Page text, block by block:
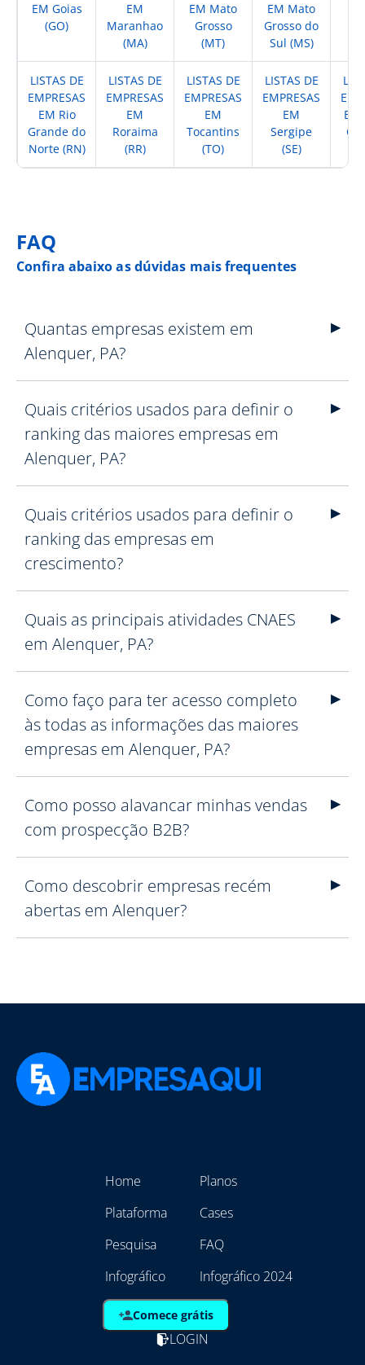
EM Goias
(GO)
EM
Maranhao
(MA)
EM Mato
Grosso
(MT)
EM Mato
Grosso do
Sul (MS)
LISTAS DE
EMPRESAS
EM Rio
Grande do
Norte (RN)
LISTAS DE
EMPRESAS
EM
Roraima
(RR)
LISTAS DE
EMPRESAS
EM
Tocantins
(TO)
LISTAS DE
EMPRESAS
EM
Sergipe
(SE)
EM
FAQ
Confira abaixo as dúvidas mais frequentes
Quantas empresas existem em
Alenquer, PA?
Quais critérios usados para definir o
ranking das maiores empresas em
Alenquer, PA?
Quais critérios usados para definir o
ranking das empresas em
crescimento?
Quais as principais atividades CNAES
em Alenquer, PA?
Como faço para ter acesso completo
às todas as informações das maiores
empresas em Alenquer, PA?
Como posso alavancar minhas vendas
com prospecção B2B?
Como descobrir empresas recém
abertas em Alenquer?
Home
Plataforma
Pesquisa
Infográfico
Planos
Cases
FAQ
Infográfico 2024
Comece grátis
LOGIN